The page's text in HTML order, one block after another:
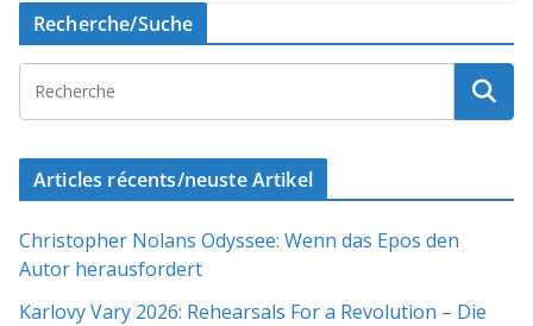
Recherche/Suche
Articles récents/neuste Artikel
Christopher Nolans Odyssee: Wenn das Epos den
Autor herausfordert
Karlovy Vary 2026: Rehearsals For a Revolution – Die